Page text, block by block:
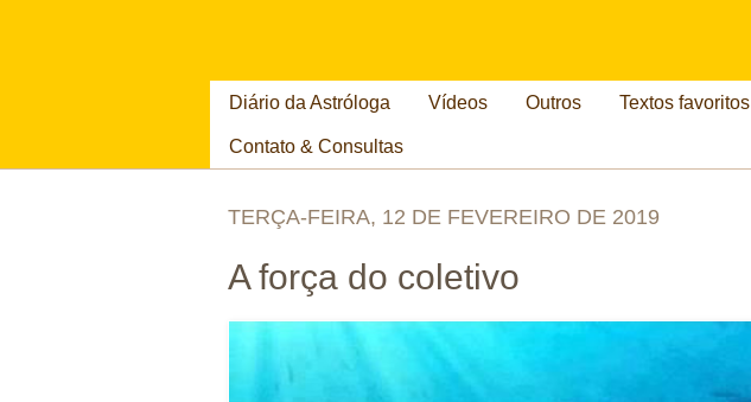
Diário da Astróloga Vídeos Outros Textos favoritos
Contato & Consultas
TERÇA-FEIRA, 12 DE FEVEREIRO DE 2019
A força do coletivo